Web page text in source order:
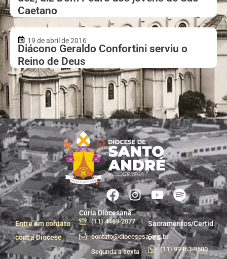
Caetano
19 de abril de 2016
Diácono Geraldo Confortini serviu o
Reino de Deus
Entre em contato
com a Diocese
Cúria Diocesana
(11) 4469-2077
contato@diocesesa.org.br
Segunda a sexta
Sacramentos/Certid
ões
(11) 99463-9500